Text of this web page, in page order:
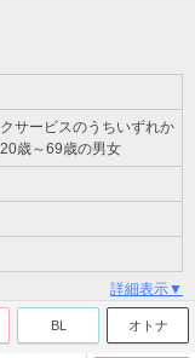
サービスのうちいずれか
歳～69歳の男女
詳細表示▼
BL オトナ